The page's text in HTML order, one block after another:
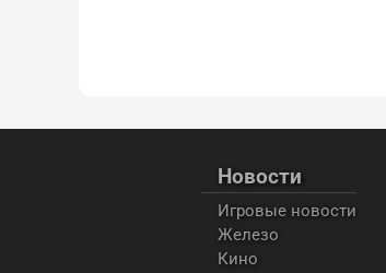
Новости
Игровые новости
Железо
Кино